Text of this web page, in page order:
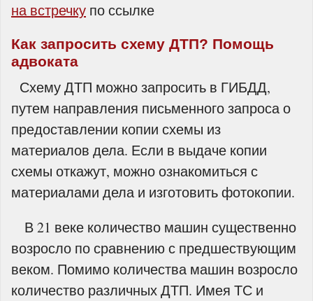
на встречку по ссылке
Как запросить схему ДТП? Помощь
адвоката
Схему ДТП можно запросить в ГИБДД,
путем направления письменного запроса о
предоставлении копии схемы из
материалов дела. Если в выдаче копии
схемы откажут, можно ознакомиться с
материалами дела и изготовить фотокопии.
В 21 веке количество машин существенно
возросло по сравнению с предшествующим
веком. Помимо количества машин возросло
количество различных ДТП. Имея ТС и